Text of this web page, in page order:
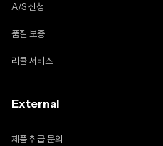
A/S 신청
품질 보증
리콜 서비스
External
제품 취급 문의